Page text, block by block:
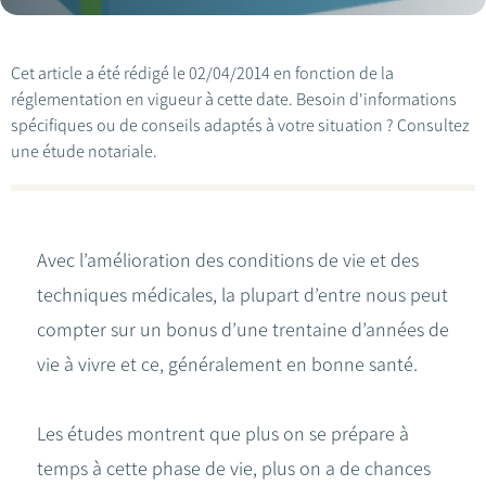
Cet article a été rédigé le 02/04/2014 en fonction de la
réglementation en vigueur à cette date. Besoin d'informations
spécifiques ou de conseils adaptés à votre situation ? Consultez
une étude notariale.
Avec l’amélioration des conditions de vie et des
techniques médicales, la plupart d’entre nous peut
compter sur un bonus d’une trentaine d’années de
vie à vivre et ce, généralement en bonne santé.
Les études montrent que plus on se prépare à
temps à cette phase de vie, plus on a de chances